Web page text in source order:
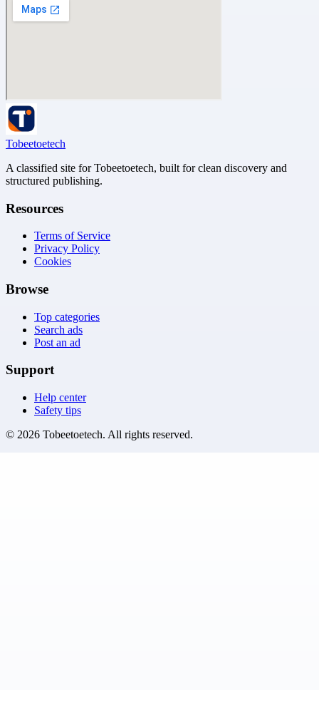
Tobeetoetech
A classified site for Tobeetoetech, built for clean discovery and
structured publishing.
Resources
Terms of Service
Privacy Policy
Cookies
Browse
Top categories
Search ads
Post an ad
Support
Help center
Safety tips
© 2026 Tobeetoetech. All rights reserved.